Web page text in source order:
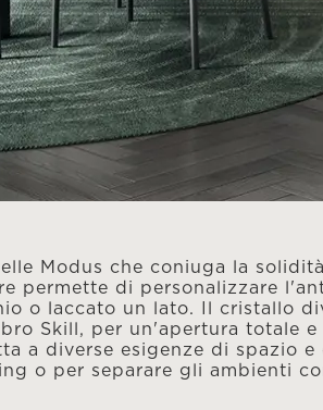
Modus che coniuga la
permette di personalizzare
o laccato un lato. Il cristallo
Skill, per un'apertura totale
a diverse esigenze di spazio
o per separare gli ambienti